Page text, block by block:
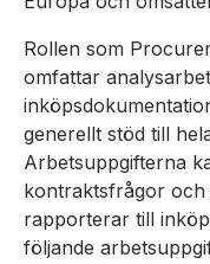
Rollen som
omfattar
generellt stöd till
Arbetsuppgifterna
kontraktsfrågor och
rapporterar till
följande